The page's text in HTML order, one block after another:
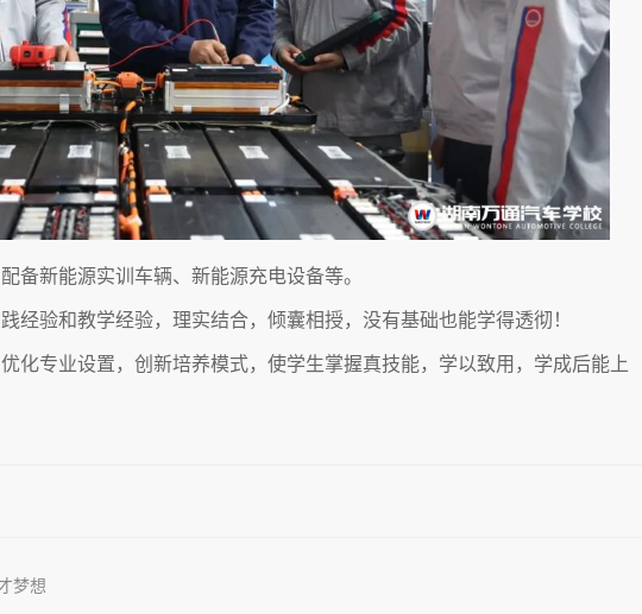
备新能源实训车辆、新能源充电设备等。
经验和教学经验，理实结合，倾囊相授，没有基础也能学得透彻！
化专业设置，创新培养模式，使学生掌握真技能，学以致用，学成后能上
梦想